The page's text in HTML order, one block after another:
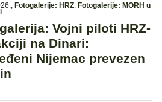
, Fotogalerije: HRZ, Fotogalerije: MORH u
Vojni piloti HRZ-
na Dinari:
Nijemac prevezen